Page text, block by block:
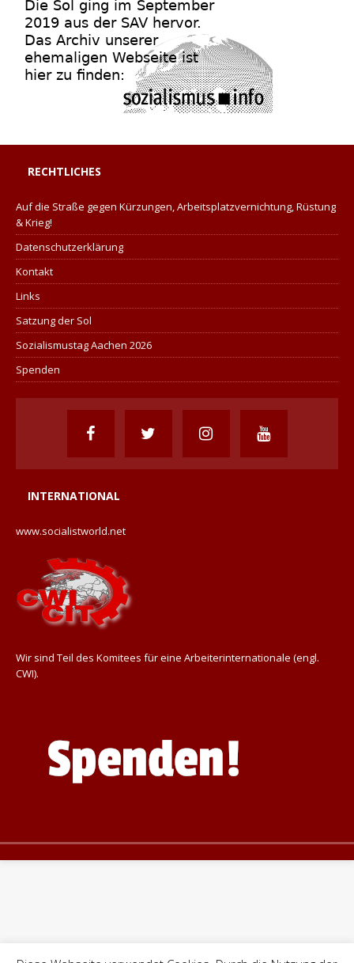
RECHTLICHES
Auf die Straße gegen Kürzungen, Arbeitsplatzvernichtung, Rüstung
& Krieg!
Datenschutzerklärung
Kontakt
Links
Satzung der Sol
Sozialismustag Aachen 2026
Spenden
INTERNATIONAL
www.socialistworld.net
Wir sind Teil des Komitees für eine Arbeiterinternationale (engl.
CWI).